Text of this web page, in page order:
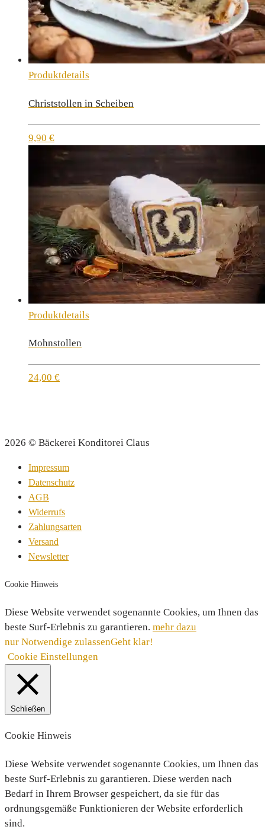
Produktdetails
Christstollen in Scheiben
9,90 €
Produktdetails
Mohnstollen
24,00 €
2026 © Bäckerei Konditorei Claus
Impressum
Datenschutz
AGB
Widerrufs
Zahlungsarten
Versand
Newsletter
Cookie Hinweis
Diese Website verwendet sogenannte Cookies, um Ihnen das
beste Surf-Erlebnis zu garantieren. mehr dazu
nur Notwendige zulassenGeht klar!
Cookie Einstellungen
Schließen
Cookie Hinweis
Diese Website verwendet sogenannte Cookies, um Ihnen das
beste Surf-Erlebnis zu garantieren. Diese werden nach
Bedarf in Ihrem Browser gespeichert, da sie für das
ordnungsgemäße Funktionieren der Website erforderlich
sind.